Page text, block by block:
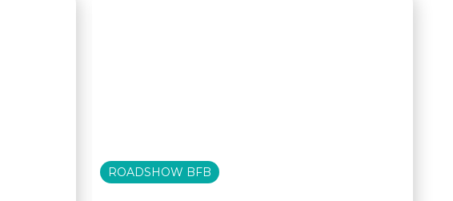
ROADSHOW BFB